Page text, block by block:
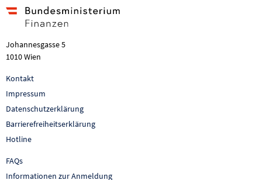
Johannesgasse 5
1010 Wien
Kontakt
Impressum
Datenschutzerklärung
Barrierefreiheitserklärung
Hotline
FAQs
Informationen zur Anmeldung